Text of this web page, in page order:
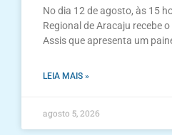
No dia 12 de agosto, às 15
Regional de Aracaju recebe
Assis que apresenta um
LEIA MAIS »
agosto 5, 2026